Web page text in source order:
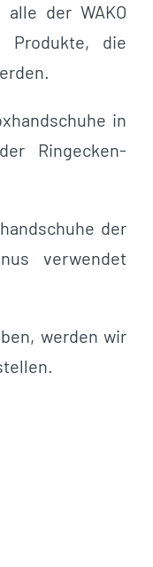
der WAKO
Produkte, die
in
Ringecken-
der
verwendet
werden wir